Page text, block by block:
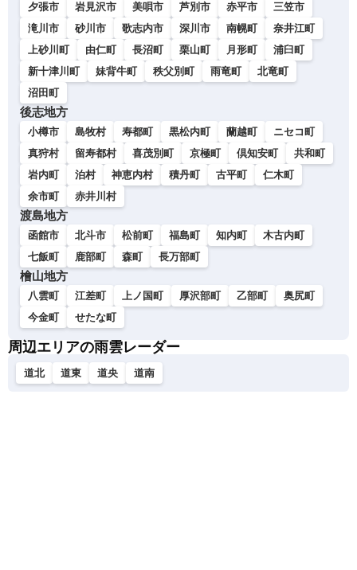
夕張市 岩見沢市 美唄市 芦別市 赤平市
三笠市
滝川市
砂川市 歌志内市 深川市 南幌町
奈井江町
上砂川町
由仁町 長沼町 栗山町 月形町
浦臼町
新十津川町
妹背牛町 秩父別町 雨竜町
北竜町
沼田町
後志地方
小樽市 島牧村 寿都町 黒松内町 蘭越町
ニセコ町
真狩村
留寿都村 喜茂別町 京極町 倶知安町
共和町
岩内町
泊村 神恵内村 積丹町 古平町
仁木町
余市町
赤井川村
渡島地方
函館市 北斗市 松前町 福島町 知内町
木古内町
七飯町
鹿部町 森町 長万部町
檜山地方
八雲町 江差町 上ノ国町 厚沢部町 乙部町
奥尻町
今金町
せたな町
周辺エリアの雨雲レーダー
道北 道東 道央 道南